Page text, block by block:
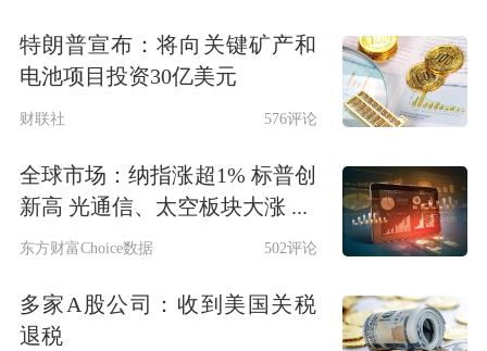
特朗普宣布：将向关键矿产和
电池项目投资30亿美元
财联社 576评论
全球市场：纳指涨超1% 标普创
新高 光通信、太空板块大涨 ...
东方财富Choice数据 502评论
多家A股公司：收到美国关税
退税